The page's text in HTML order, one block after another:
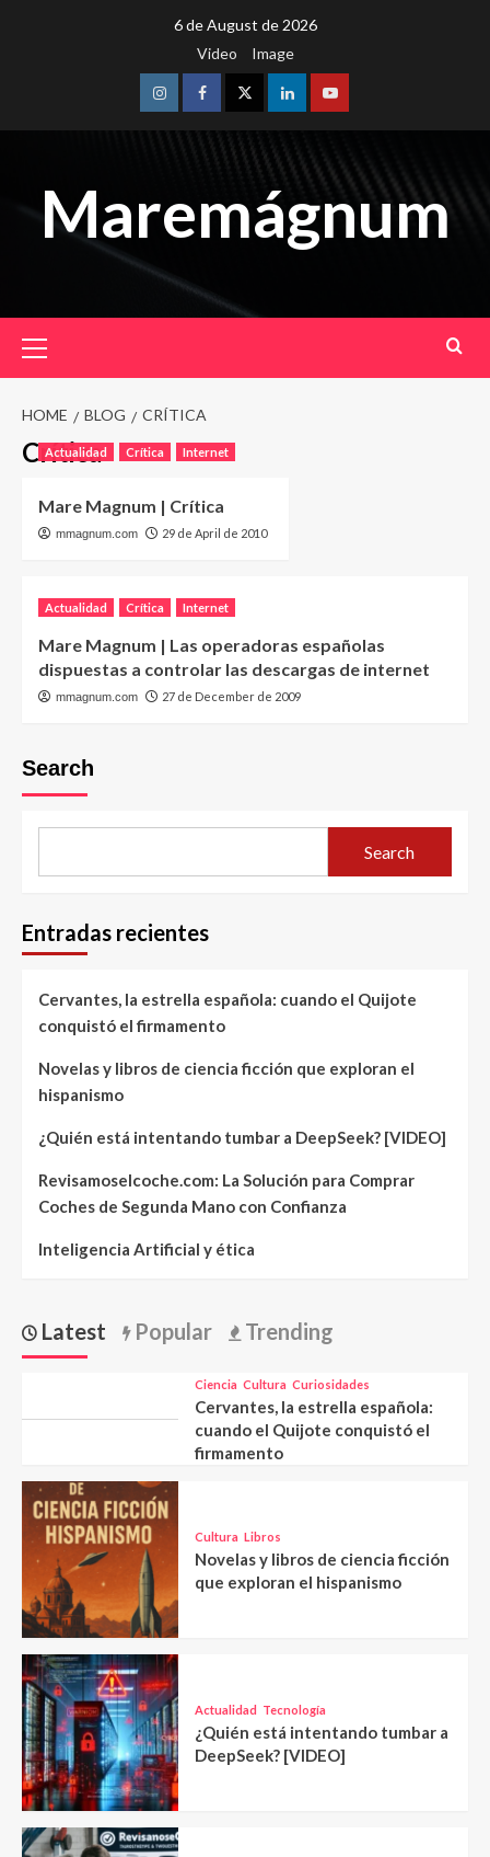
6 de August de 2026
Video
Image
InstagramFacebookTwitterLinkedinYoutube
Maremágnum
Menu
HOME BLOG CRÍTICA
Crítica
Actualidad Crítica Internet
Mare Magnum | Crítica
mmagnum.com 29 de April de 2010
Actualidad Crítica Internet
Mare Magnum | Las operadoras españolas
dispuestas a controlar las descargas de internet
mmagnum.com 27 de December de 2009
Search
Search
Entradas recientes
Cervantes, la estrella española: cuando el Quijote
conquistó el firmamento
Novelas y libros de ciencia ficción que exploran el
hispanismo
¿Quién está intentando tumbar a DeepSeek? [VIDEO]
Revisamoselcoche.com: La Solución para Comprar
Coches de Segunda Mano con Confianza
Inteligencia Artificial y ética
Latest Popular Trending
Ciencia Cultura Curiosidades
Cervantes, la estrella española:
cuando el Quijote conquistó el
firmamento
Cultura Libros
Novelas y libros de ciencia ficción
que exploran el hispanismo
Actualidad Tecnología
¿Quién está intentando tumbar a
DeepSeek? [VIDEO]